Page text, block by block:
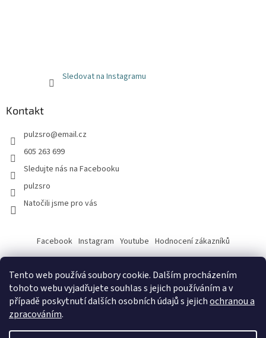
Tento web používá soubory cookie. Dalším procházením
tohoto webu vyjadřujete souhlas s jejich používáním a v
případě poskytnutí dalších osobních údajů s jejichochranou a
zpracováním.
Sledovat na Instagramu
Kontakt
pulzsro@email.cz
605 263 699
Sledujte nás na Facebooku
pulzsro
Natočili jsme pro vás
Facebook Instagram Youtube Hodnocení zákazníků